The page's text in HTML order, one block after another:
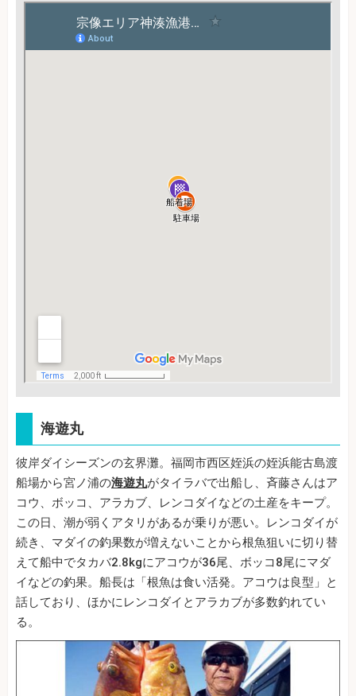
海遊丸
彼岸ダイシーズンの玄界灘。福岡市西区姪浜の姪浜能古島渡
船場から宮ノ浦の海遊丸がタイラバで出船し、斉藤さんはア
コウ、ボッコ、アラカブ、レンコダイなどの土産をキープ。
この日、潮が弱くアタリがあるが乗りが悪い。レンコダイが
続き、マダイの釣果数が増えないことから根魚狙いに切り替
えて船中でタカバ2.8kgにアコウが36尾、ボッコ8尾にマダ
イなどの釣果。船長は「根魚は食い活発。アコウは良型」と
話しており、ほかにレンコダイとアラカブが多数釣れてい
る。